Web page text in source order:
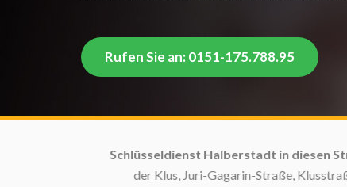
Rufen Sie an: 0151-175.788.95
Schlüsseldienst Halberstadt in diesen
der Klus, Juri-Gagarin-Straße,